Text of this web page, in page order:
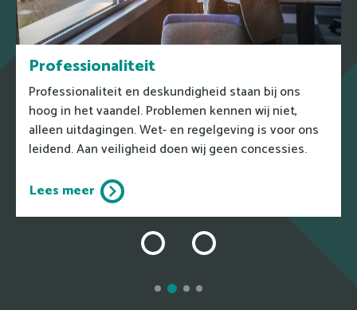
Professionaliteit
Professionaliteit en deskundigheid staan bij ons
hoog in het vaandel. Problemen kennen wij niet,
alleen uitdagingen. Wet- en regelgeving is voor ons
leidend. Aan veiligheid doen wij geen concessies.
Lees meer